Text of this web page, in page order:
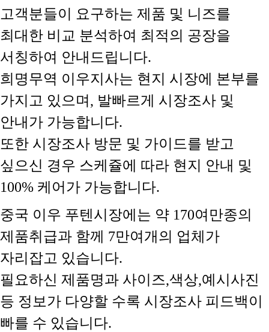
고객분들이 요구하는 제품 및 니즈를
최대한 비교 분석하여 최적의 공장을
서칭하여 안내드립니다.
희명무역 이우지사는 현지 시장에 본부를
가지고 있으며, 발빠르게 시장조사 및
안내가 가능합니다.
또한 시장조사 방문 및 가이드를 받고
싶으신 경우 스케쥴에 따라 현지 안내 및
100% 케어가 가능합니다.
중국 이우 푸텐시장에는 약 170여만종의
제품취급과 함께 7만여개의 업체가
자리잡고 있습니다.
필요하신 제품명과 사이즈,색상,예시사진
등 정보가 다양할 수록 시장조사 피드백이
빠를 수 있습니다.